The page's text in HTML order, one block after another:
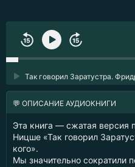
Так говорил Заратустра.
💬 ОПИСАНИЕ АУДИОКНИГИ
Эта книга — сжатая версия
Ницше «Так говорил
кого».
Мы значительно сократили